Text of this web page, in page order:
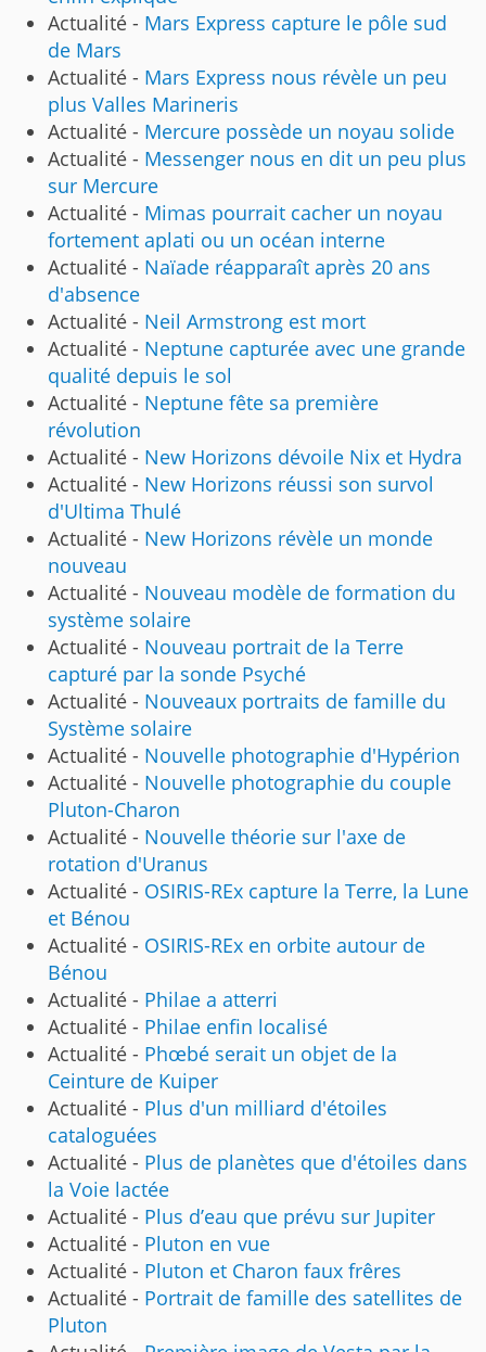
Actualité - Mars Express capture le pôle sud
de Mars
Actualité - Mars Express nous révèle un peu
plus Valles Marineris
Actualité - Mercure possède un noyau solide
Actualité - Messenger nous en dit un peu plus
sur Mercure
Actualité - Mimas pourrait cacher un noyau
fortement aplati ou un océan interne
Actualité - Naïade réapparaît après 20 ans
d'absence
Actualité - Neil Armstrong est mort
Actualité - Neptune capturée avec une grande
qualité depuis le sol
Actualité - Neptune fête sa première
révolution
Actualité - New Horizons dévoile Nix et Hydra
Actualité - New Horizons réussi son survol
d'Ultima Thulé
Actualité - New Horizons révèle un monde
nouveau
Actualité - Nouveau modèle de formation du
système solaire
Actualité - Nouveau portrait de la Terre
capturé par la sonde Psyché
Actualité - Nouveaux portraits de famille du
Système solaire
Actualité - Nouvelle photographie d'Hypérion
Actualité - Nouvelle photographie du couple
Pluton-Charon
Actualité - Nouvelle théorie sur l'axe de
rotation d'Uranus
Actualité - OSIRIS-REx capture la Terre, la Lune
et Bénou
Actualité - OSIRIS-REx en orbite autour de
Bénou
Actualité - Philae a atterri
Actualité - Philae enfin localisé
Actualité - Phœbé serait un objet de la
Ceinture de Kuiper
Actualité - Plus d'un milliard d'étoiles
cataloguées
Actualité - Plus de planètes que d'étoiles dans
la Voie lactée
Actualité - Plus d’eau que prévu sur Jupiter
Actualité - Pluton en vue
Actualité - Pluton et Charon faux frêres
Actualité - Portrait de famille des satellites de
Pluton